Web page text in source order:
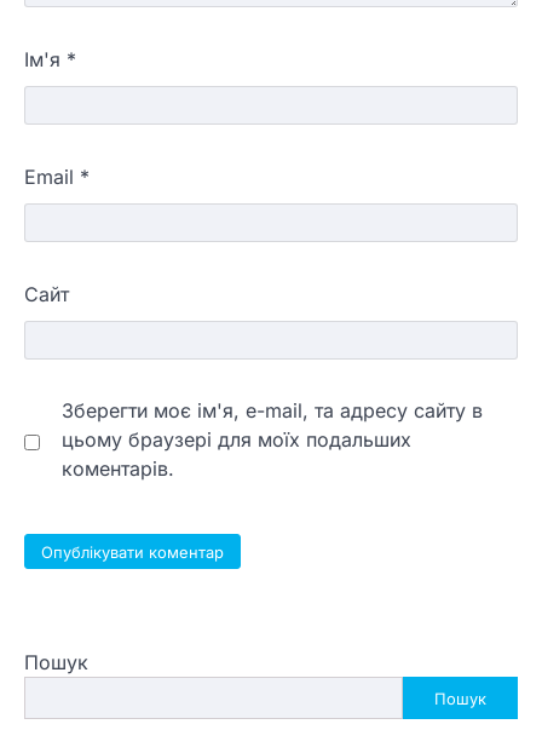
Ім'я *
Email *
Сайт
Зберегти моє ім'я, e-mail, та адресу сайту в
цьому браузері для моїх подальших
коментарів.
Пошук
Пошук